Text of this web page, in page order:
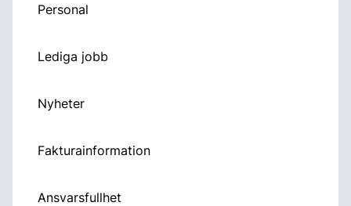
Personal
Lediga jobb
Nyheter
Fakturainformation
Ansvarsfullhet